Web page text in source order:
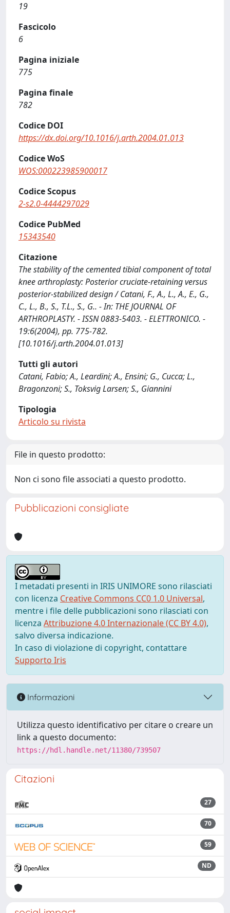
19
Fascicolo
6
Pagina iniziale
775
Pagina finale
782
Codice DOI
https://dx.doi.org/10.1016/j.arth.2004.01.013
Codice WoS
WOS:000223985900017
Codice Scopus
2-s2.0-4444297029
Codice PubMed
15343540
Citazione
The stability of the cemented tibial component of total
knee arthroplasty: Posterior cruciate-retaining versus
posterior-stabilized design / Catani, F., A., L., A., E., G.,
C., L., B., S., T.L., S., G.. - In: THE JOURNAL OF
ARTHROPLASTY. - ISSN 0883-5403. - ELETTRONICO. -
19:6(2004), pp. 775-782.
[10.1016/j.arth.2004.01.013]
Tutti gli autori
Catani, Fabio; A., Leardini; A., Ensini; G., Cucca; L.,
Bragonzoni; S., Toksvig Larsen; S., Giannini
Tipologia
Articolo su rivista
File in questo prodotto:
Non ci sono file associati a questo prodotto.
Pubblicazioni consigliate
I metadati presenti in IRIS UNIMORE sono rilasciati
con licenza Creative Commons CC0 1.0 Universal,
mentre i file delle pubblicazioni sono rilasciati con
licenza Attribuzione 4.0 Internazionale (CC BY 4.0),
salvo diversa indicazione.
In caso di violazione di copyright, contattare
Supporto Iris
Informazioni
Utilizza questo identificativo per citare o creare un
link a questo documento:
https://hdl.handle.net/11380/739507
Citazioni
27
70
59
ND